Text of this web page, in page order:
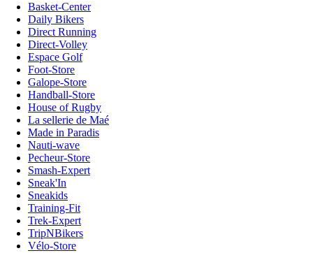
Basket-Center
Daily Bikers
Direct Running
Direct-Volley
Espace Golf
Foot-Store
Galope-Store
Handball-Store
House of Rugby
La sellerie de Maé
Made in Paradis
Nauti-wave
Pecheur-Store
Smash-Expert
Sneak'In
Sneakids
Training-Fit
Trek-Expert
TripNBikers
Vélo-Store